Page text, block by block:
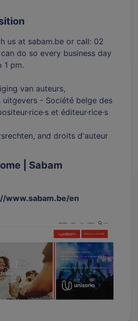
us at sabam.be or call: 02
do so every business day
1 pm.
van auteurs,
uitgevers - Société belge des
et éditeur·rice·s
and droits d'auteur
| Sabam
www.sabam.be/en